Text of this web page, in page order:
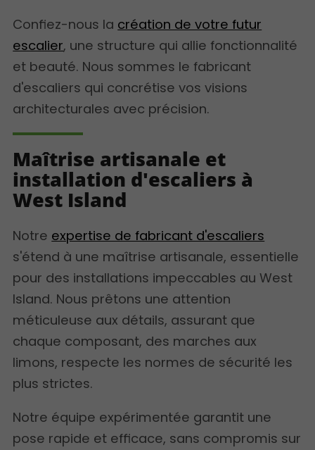
Confiez-nous la création de votre futur
escalier, une structure qui allie fonctionnalité
et beauté. Nous sommes le fabricant
d'escaliers qui concrétise vos visions
architecturales avec précision.
Maîtrise artisanale et
installation d'escaliers à
West Island
Notre expertise de fabricant d'escaliers
s'étend à une maîtrise artisanale, essentielle
pour des installations impeccables au West
Island. Nous prêtons une attention
méticuleuse aux détails, assurant que
chaque composant, des marches aux
limons, respecte les normes de sécurité les
plus strictes.
Notre équipe expérimentée garantit une
pose rapide et efficace, sans compromis sur